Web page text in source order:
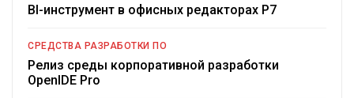
BI-инструмент в офисных редакторах Р7
СРЕДСТВА РАЗРАБОТКИ ПО
Релиз среды корпоративной разработки
OpenIDE Pro